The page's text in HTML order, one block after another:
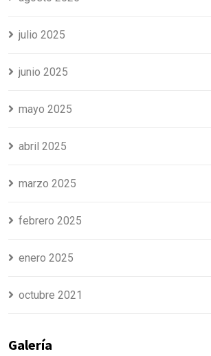
julio 2025
junio 2025
mayo 2025
abril 2025
marzo 2025
febrero 2025
enero 2025
octubre 2021
Galería